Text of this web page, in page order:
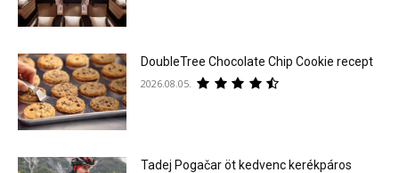
DoubleTree Chocolate Chip Cookie recept
2026.08.05.
Tadej Pogačar öt kedvenc kerékpáros